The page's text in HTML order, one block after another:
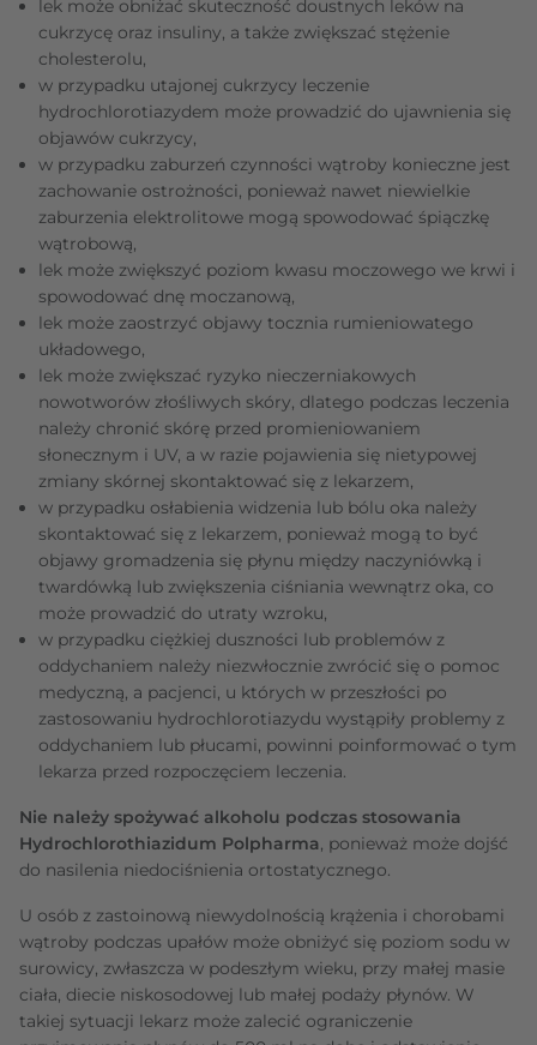
lek może obniżać skuteczność doustnych leków na
cukrzycę oraz insuliny, a także zwiększać stężenie
cholesterolu,
w przypadku utajonej cukrzycy leczenie
hydrochlorotiazydem może prowadzić do ujawnienia się
objawów cukrzycy,
w przypadku zaburzeń czynności wątroby konieczne jest
zachowanie ostrożności, ponieważ nawet niewielkie
zaburzenia elektrolitowe mogą spowodować śpiączkę
wątrobową,
lek może zwiększyć poziom kwasu moczowego we krwi i
spowodować dnę moczanową,
lek może zaostrzyć objawy tocznia rumieniowatego
układowego,
lek może zwiększać ryzyko nieczerniakowych
nowotworów złośliwych skóry, dlatego podczas leczenia
należy chronić skórę przed promieniowaniem
słonecznym i UV, a w razie pojawienia się nietypowej
zmiany skórnej skontaktować się z lekarzem,
w przypadku osłabienia widzenia lub bólu oka należy
skontaktować się z lekarzem, ponieważ mogą to być
objawy gromadzenia się płynu między naczyniówką i
twardówką lub zwiększenia ciśniania wewnątrz oka, co
może prowadzić do utraty wzroku,
w przypadku ciężkiej duszności lub problemów z
oddychaniem należy niezwłocznie zwrócić się o pomoc
medyczną, a pacjenci, u których w przeszłości po
zastosowaniu hydrochlorotiazydu wystąpiły problemy z
oddychaniem lub płucami, powinni poinformować o tym
lekarza przed rozpoczęciem leczenia.
Nie należy spożywać alkoholu podczas stosowania
Hydrochlorothiazidum Polpharma, ponieważ może dojść
do nasilenia niedociśnienia ortostatycznego.
U osób z zastoinową niewydolnością krążenia i chorobami
wątroby podczas upałów może obniżyć się poziom sodu w
surowicy, zwłaszcza w podeszłym wieku, przy małej masie
ciała, diecie niskosodowej lub małej podaży płynów. W
takiej sytuacji lekarz może zalecić ograniczenie